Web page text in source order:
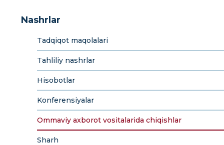
Nashrlar
Tadqiqot maqolalari
Tahliliy nashrlar
Hisobotlar
Konferensiyalar
Ommaviy axborot vositalarida chiqishlar
Sharh